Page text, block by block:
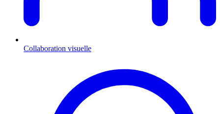
Collaboration visuelle